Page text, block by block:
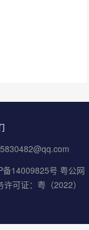
备14009825号 粤公网
可证：粤（2022）